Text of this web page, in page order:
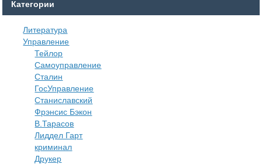
Категории
Литература
Управление
Тейлор
Самоуправление
Сталин
ГосУправление
Станиславский
Фрэнсис Бэкон
В.Тарасов
Лиддел Гарт
криминал
Друкер